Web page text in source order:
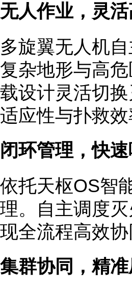
无人作业，灵活
多旋翼无人机
复杂地形与高
载设计灵活切
适应性与扑救效
闭环管理，快速
依托天枢OS智
理。自主调度
现全流程高效
集群协同，精准